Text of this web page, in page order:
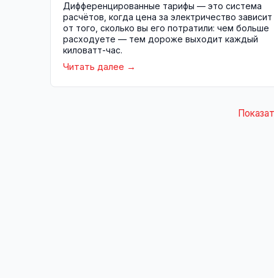
Дифференцированные тарифы — это система
расчётов, когда цена за электричество зависит
от того, сколько вы его потратили: чем больше
расходуете — тем дороже выходит каждый
киловатт-час.
Читать далее